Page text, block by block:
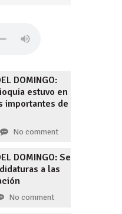
DOMINGO:
estuvo en
importantes de
No comment
DOMINGO: Se
a las
No comment